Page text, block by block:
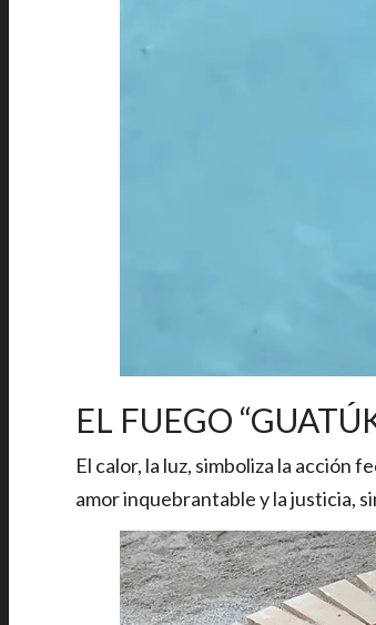
EL FUEGO
El calor, la luz, simboliza la acción
amor inquebrantable y la justicia,